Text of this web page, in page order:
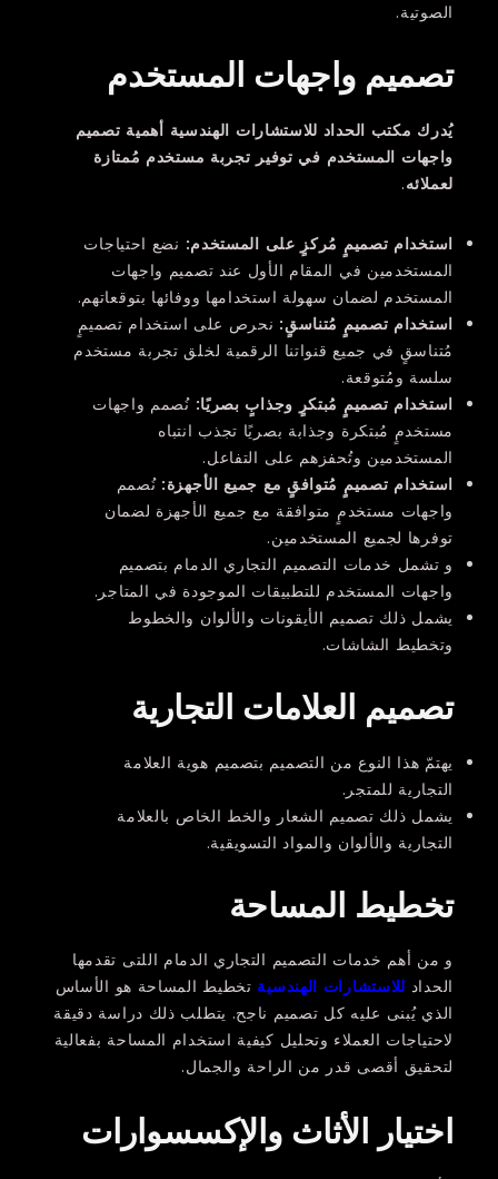
الصوتية.
تصميم واجهات المستخدم
يُدرك مكتب الحداد للاستشارات الهندسية أهمية تصميم
واجهات المستخدم في توفير تجربة مستخدم مُمتازة
لعملائه.
استخدام تصميمٍ مُركزٍ على المستخدم: نضع احتياجات
المستخدمين في المقام الأول عند تصميم واجهات
المستخدم لضمان سهولة استخدامها ووفائها بتوقعاتهم.
استخدام تصميمٍ مُتناسقٍ: نحرص على استخدام تصميمٍ
مُتناسقٍ في جميع قنواتنا الرقمية لخلق تجربة مستخدم
سلسة ومُتوقعة.
استخدام تصميمٍ مُبتكرٍ وجذابٍ بصريًا: نُصمم واجهات
مستخدمٍ مُبتكرة وجذابة بصريًا تجذب انتباه
المستخدمين وتُحفزهم على التفاعل.
استخدام تصميمٍ مُتوافقٍ مع جميع الأجهزة: نُصمم
واجهات مستخدمٍ متوافقة مع جميع الأجهزة لضمان
توفرها لجميع المستخدمين.
و تشمل خدمات التصميم التجاري الدمام بتصميم
واجهات المستخدم للتطبيقات الموجودة في المتاجر.
يشمل ذلك تصميم الأيقونات والألوان والخطوط
وتخطيط الشاشات.
تصميم العلامات التجارية
يهتمّ هذا النوع من التصميم بتصميم هوية العلامة
التجارية للمتجر.
يشمل ذلك تصميم الشعار والخط الخاص بالعلامة
التجارية والألوان والمواد التسويقية.
تخطيط المساحة
و من أهم خدمات التصميم التجاري الدمام اللتى تقدمها
الحداد للاستشارات الهندسية تخطيط المساحة هو الأساس
الذي يُبنى عليه كل تصميم ناجح. يتطلب ذلك دراسة دقيقة
لاحتياجات العملاء وتحليل كيفية استخدام المساحة بفعالية
لتحقيق أقصى قدر من الراحة والجمال.
اختيار الأثاث والإكسسوارات